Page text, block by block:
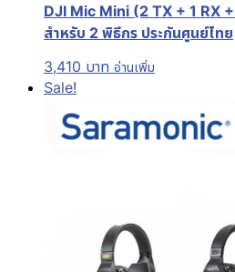
DJI Mic Mini (2 TX + 1 RX
สำหรับ 2 พิธีกร ประกันศูนย์ไทย
3,410 บาท อ่านเพิ่ม
Sale!